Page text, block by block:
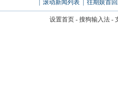
滚动新闻列表 往期娱首
设置首页- 搜狗输入法-